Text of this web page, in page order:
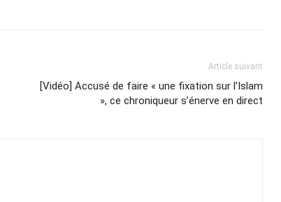
Article suivant
[Vidéo] Accusé de faire « une fixation sur l’Islam
», ce chroniqueur s’énerve en direct